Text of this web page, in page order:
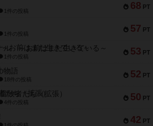
68 PT
1件の投稿
57 PT
1件の投稿
53 PT
ル ～お前はまだ生きている～
1件の投稿
52 PT
物語
18件の投稿
50 PT
険者たち（拡張）
4件の投稿
42 PT